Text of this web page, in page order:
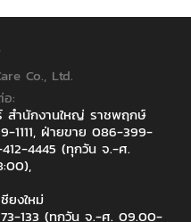
Co., Ltd.
:
สำนักงานใหญ่ ราชพฤกษ์
1111, ฝ่ายขาย 086-399-
4445 (ทุกวัน จ.-ศ.
ยงใหม่
133 (ทุกวัน จ.-ศ. 09.00-